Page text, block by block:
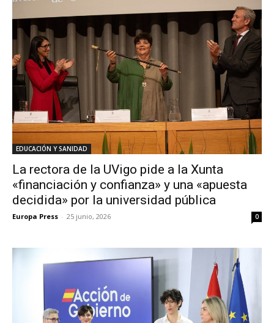
EDUCACIÓN Y SANIDAD
La rectora de la UVigo pide a la Xunta
«financiación y confianza» y una «apuesta
decidida» por la universidad pública
Europa Press - 25 junio, 2026 0